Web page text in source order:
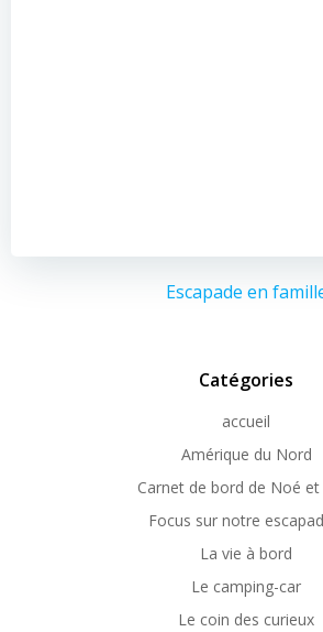
Escapade en
Catégories
accueil
Amérique du Nord
Carnet de bord de Noé et
Focus sur notre
La vie à bord
Le camping-car
Le coin des curieux